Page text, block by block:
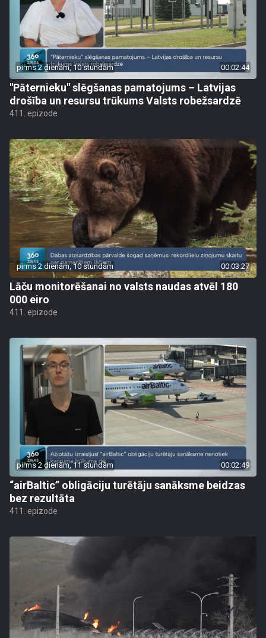
pirms 2 dienām, 10 stundām 00:02:44
"Pāternieku" slēgšanas pamatojums – Latvijas
drošība un resursu trūkums Valsts robežsardzē
411. epizode
pirms 2 dienām, 10 stundām 00:03:27
Lāču monitorēšanai no valsts naudas atvēl 180
000 eiro
411. epizode
pirms 2 dienām, 11 stundām 00:02:49
“airBaltic” obligāciju turētāju sanāksme beidzas
bez rezultāta
411. epizode